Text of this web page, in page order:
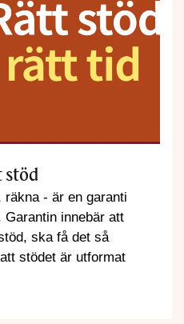
stöd
- är en garanti
innebär att
ska få det så
stödet är utformat